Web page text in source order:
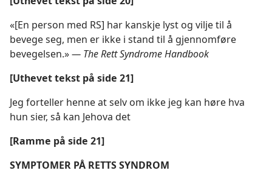
«[En person med RS] har kanskje lyst og vilje til å
bevege seg, men er ikke i stand til å gjennomføre
bevegelsen.»— The Rett Syndrome Handbook
[Uthevet tekst på side 21]
Jeg forteller henne at selv om ikke jeg kan høre hva
hun sier, så kan Jehova det
[Ramme på side 21]
SYMPTOMER PÅ RETTS SYNDROM